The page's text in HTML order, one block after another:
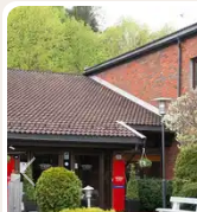
Vorige foto